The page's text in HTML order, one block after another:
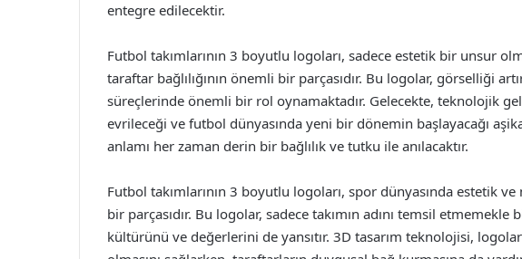
entegre edilecektir.
Futbol takımlarının 3 boyutlu logoları, sadece estetik bir unsur
taraftar bağlılığının önemli bir parçasıdır. Bu logolar, görselliği
süreçlerinde önemli bir rol oynamaktadır. Gelecekte, teknolojik
evrileceği ve futbol dünyasında yeni bir dönemin başlayacağı
anlamı her zaman derin bir bağlılık ve tutku ile anılacaktır.
Futbol takımlarının 3 boyutlu logoları, spor dünyasında estetik
bir parçasıdır. Bu logolar, sadece takımın adını temsil
kültürünü ve değerlerini de yansıtır. 3D tasarım teknolojisi,